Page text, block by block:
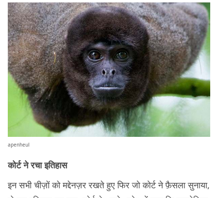
apenheul
कोर्ट ने रचा इतिहास
इन सभी चीज़ों को मद्देनज़र रखते हुए फिर जो कोर्ट ने फ़ैसला सुनाया,